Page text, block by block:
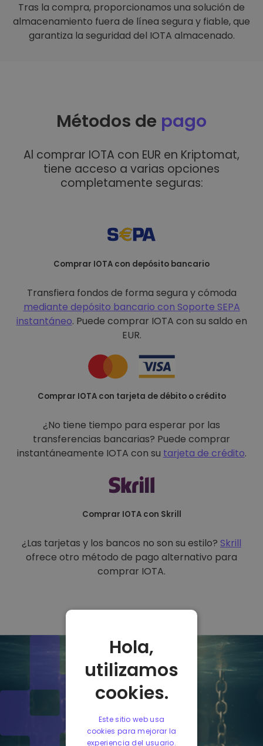
Tras la compra, proporcionamos una solución de
almacenamiento fuera de línea segura y fiable, que
garantiza la seguridad del IOTA almacenado.
Métodos de pago
Al comprar IOTA con EUR en Kriptomat,
tiene acceso a varias opciones
completamente seguras:
Comprar IOTA con depósito bancario
Transfiera fondos de forma segura y cómoda
mediante depósito bancario con Soporte SEPA
instantáneo. Puede comprar IOTA con su saldo en
EUR.
Comprar IOTA con tarjeta de débito o crédito
¿No tiene tiempo para esperar por las
transferencias bancarias? Puede comprar
instantáneamente IOTA con su tarjeta de crédito.
Comprar IOTA con Skrill
¿Las tarjetas y los bancos no son su estilo? Skrill
ofrece otro método de pago alternativo para
comprar IOTA.
Hola,
utilizamos
cookies.
Este sitio web usa
cookies para mejorar la
experiencia del usuario.